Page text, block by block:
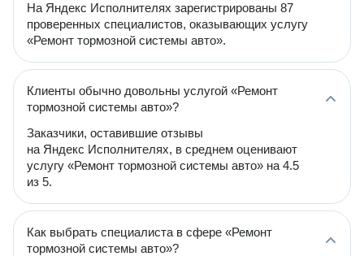
На Яндекс Исполнителях зарегистрированы 87
проверенных специалистов, оказывающих услугу
«Ремонт тормозной системы авто».
Клиенты обычно довольны услугой «Ремонт
тормозной системы авто»?
Заказчики, оставившие отзывы
на Яндекс Исполнителях, в среднем оценивают
услугу «Ремонт тормозной системы авто» на 4.5
из 5.
Как выбрать специалиста в сфере «Ремонт
тормозной системы авто»?